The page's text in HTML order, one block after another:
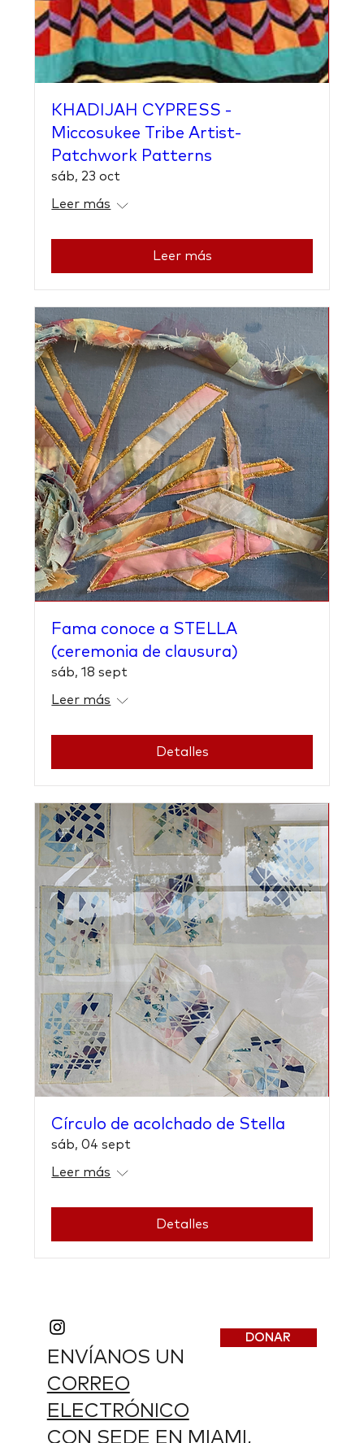
KHADIJAH CYPRESS -
Miccosukee Tribe Artist-
Patchwork Patterns
sáb, 23 oct
Leer más
Leer más
Fama conoce a STELLA
(ceremonia de clausura)
sáb, 18 sept
Leer más
Detalles
Círculo de acolchado de Stella
sáb, 04 sept
Leer más
Detalles
ENVÍANOS UN
CORREO
ELECTRÓNICO
CON SEDE EN MIAMI,
DONAR